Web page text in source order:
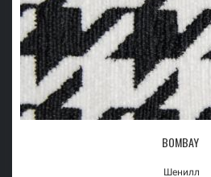
BOMBAY
Шенилл